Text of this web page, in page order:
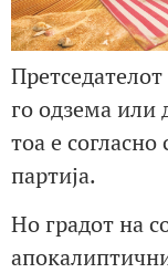
го одзема или
тоа е
партија.
Но градот на